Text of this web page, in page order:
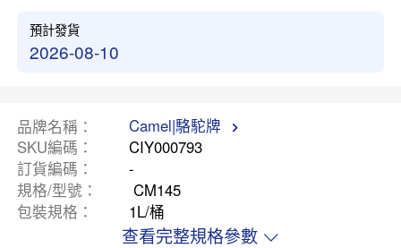
預計發貨
2026-08-10
品牌名稱
Camel|駱駝牌
SKU編碼
CIY000793
訂貨編碼
-
規格/型號
CM145
包裝規格
1L/桶
查看完整規格參數